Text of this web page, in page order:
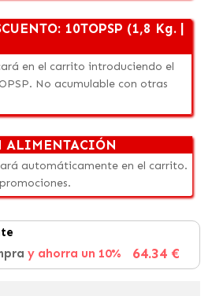
10TOPSP (1,8 Kg. |
en el carrito introduciendo el
No acumulable con otras
ALIMENTACIÓN
automáticamente en el carrito.
y ahorra un 10% 64.34 €